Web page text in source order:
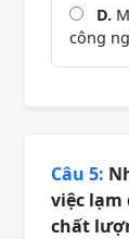
D.
công
Câu 5:
việc lạm
chất